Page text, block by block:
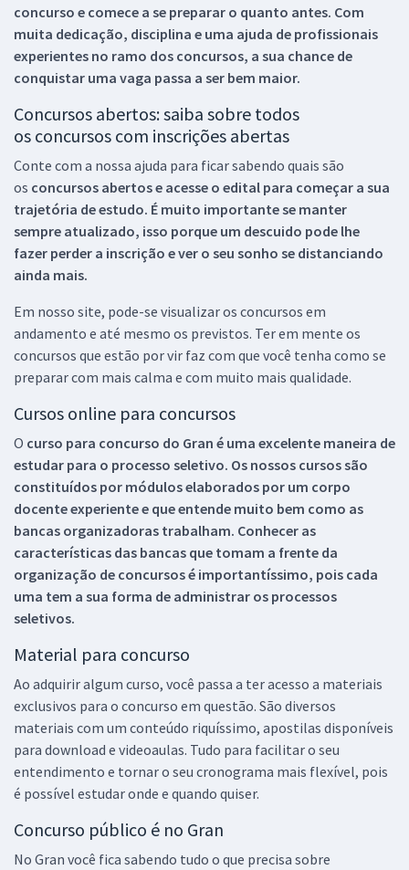
concurso e comece a se preparar o quanto antes. Com
muita dedicação, disciplina e uma ajuda de profissionais
experientes no ramo dos concursos, a sua chance de
conquistar uma vaga passa a ser bem maior.
Concursos abertos: saiba sobre todos
os concursos com inscrições abertas
Conte com a nossa ajuda para ficar sabendo quais são
os concursos abertos e acesse o edital para começar a sua
trajetória de estudo. É muito importante se manter
sempre atualizado, isso porque um descuido pode lhe
fazer perder a inscrição e ver o seu sonho se distanciando
ainda mais.
Em nosso site, pode-se visualizar os concursos em
andamento e até mesmo os previstos. Ter em mente os
concursos que estão por vir faz com que você tenha como se
preparar com mais calma e com muito mais qualidade.
Cursos online para concursos
O curso para concurso do Gran é uma excelente maneira de
estudar para o processo seletivo. Os nossos cursos são
constituídos por módulos elaborados por um corpo
docente experiente e que entende muito bem como as
bancas organizadoras trabalham. Conhecer as
características das bancas que tomam a frente da
organização de concursos é importantíssimo, pois cada
uma tem a sua forma de administrar os processos
seletivos.
Material para concurso
Ao adquirir algum curso, você passa a ter acesso a materiais
exclusivos para o concurso em questão. São diversos
materiais com um conteúdo riquíssimo, apostilas disponíveis
para download e videoaulas. Tudo para facilitar o seu
entendimento e tornar o seu cronograma mais flexível, pois
é possível estudar onde e quando quiser.
Concurso público é no Gran
No Gran você fica sabendo tudo o que precisa sobre